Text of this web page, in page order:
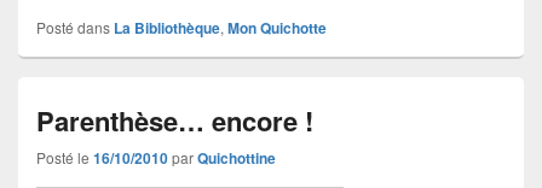
Posté dans La Bibliothèque,Mon Quichotte
Parenthèse… encore !
Posté le 16/10/2010parQuichottine